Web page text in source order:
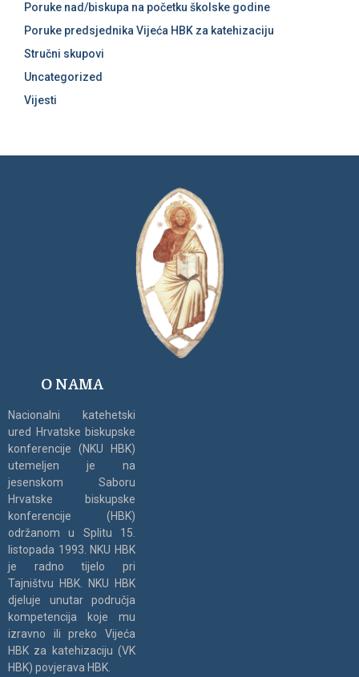
Poruke nad/biskupa na početku školske godine
Poruke predsjednika Vijeća HBK za katehizaciju
Stručni skupovi
Uncategorized
Vijesti
O NAMA
Nacionalni katehetski
ured Hrvatske biskupske
konferencije (NKU HBK)
utemeljen je na
jesenskom Saboru
Hrvatske biskupske
konferencije (HBK)
održanom u Splitu 15.
listopada 1993. NKU HBK
je radno tijelo pri
Tajništvu HBK. NKU HBK
djeluje unutar područja
kompetencija koje mu
izravno ili preko Vijeća
HBK za katehizaciju (VK
HBK) povjerava HBK.